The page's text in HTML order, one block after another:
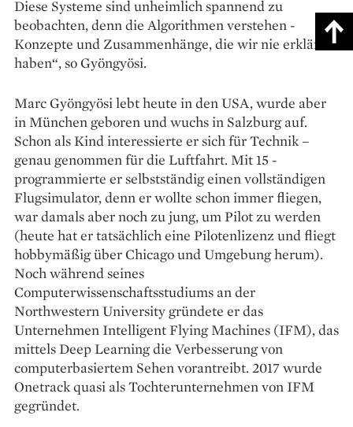
Diese Systeme sind unheimlich spannend zu
beobachten, denn die Algorithmen ­verstehen ­
Konzepte und Zusammenhänge, die wir nie ­erklärt
haben“, so Gyön­gyösi.
Marc Gyöngyösi lebt heute in den USA, wurde aber
in München geboren und wuchs in Salzburg auf.
Schon als Kind interessierte er sich für Technik –
genau genommen für die Luftfahrt. Mit 15 ­
programmierte er selbstständig einen vollständigen
Flugsimulator, denn er wollte schon immer fliegen,
war damals aber noch zu jung, um Pilot zu werden
(heute hat er tatsächlich eine Pilotenlizenz und fliegt
hobbymäßig über Chicago und Umgebung herum).
Noch während seines
Computerwissenschaftsstudiums an der
Northwestern University gründete er das
Unternehmen Intelligent Flying Machines (IFM), das
mittels Deep Learning die Verbesserung von
computer­basiertem Sehen vorantreibt. 2017 wurde
Onetrack quasi als Tochterunternehmen von IFM
gegründet.